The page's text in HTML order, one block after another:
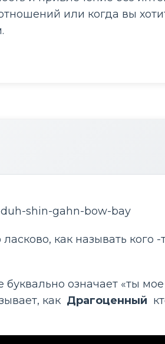
или когда вы
shin-gahn-bow-bay
как называть кого
означает «ты
как Драгоценный